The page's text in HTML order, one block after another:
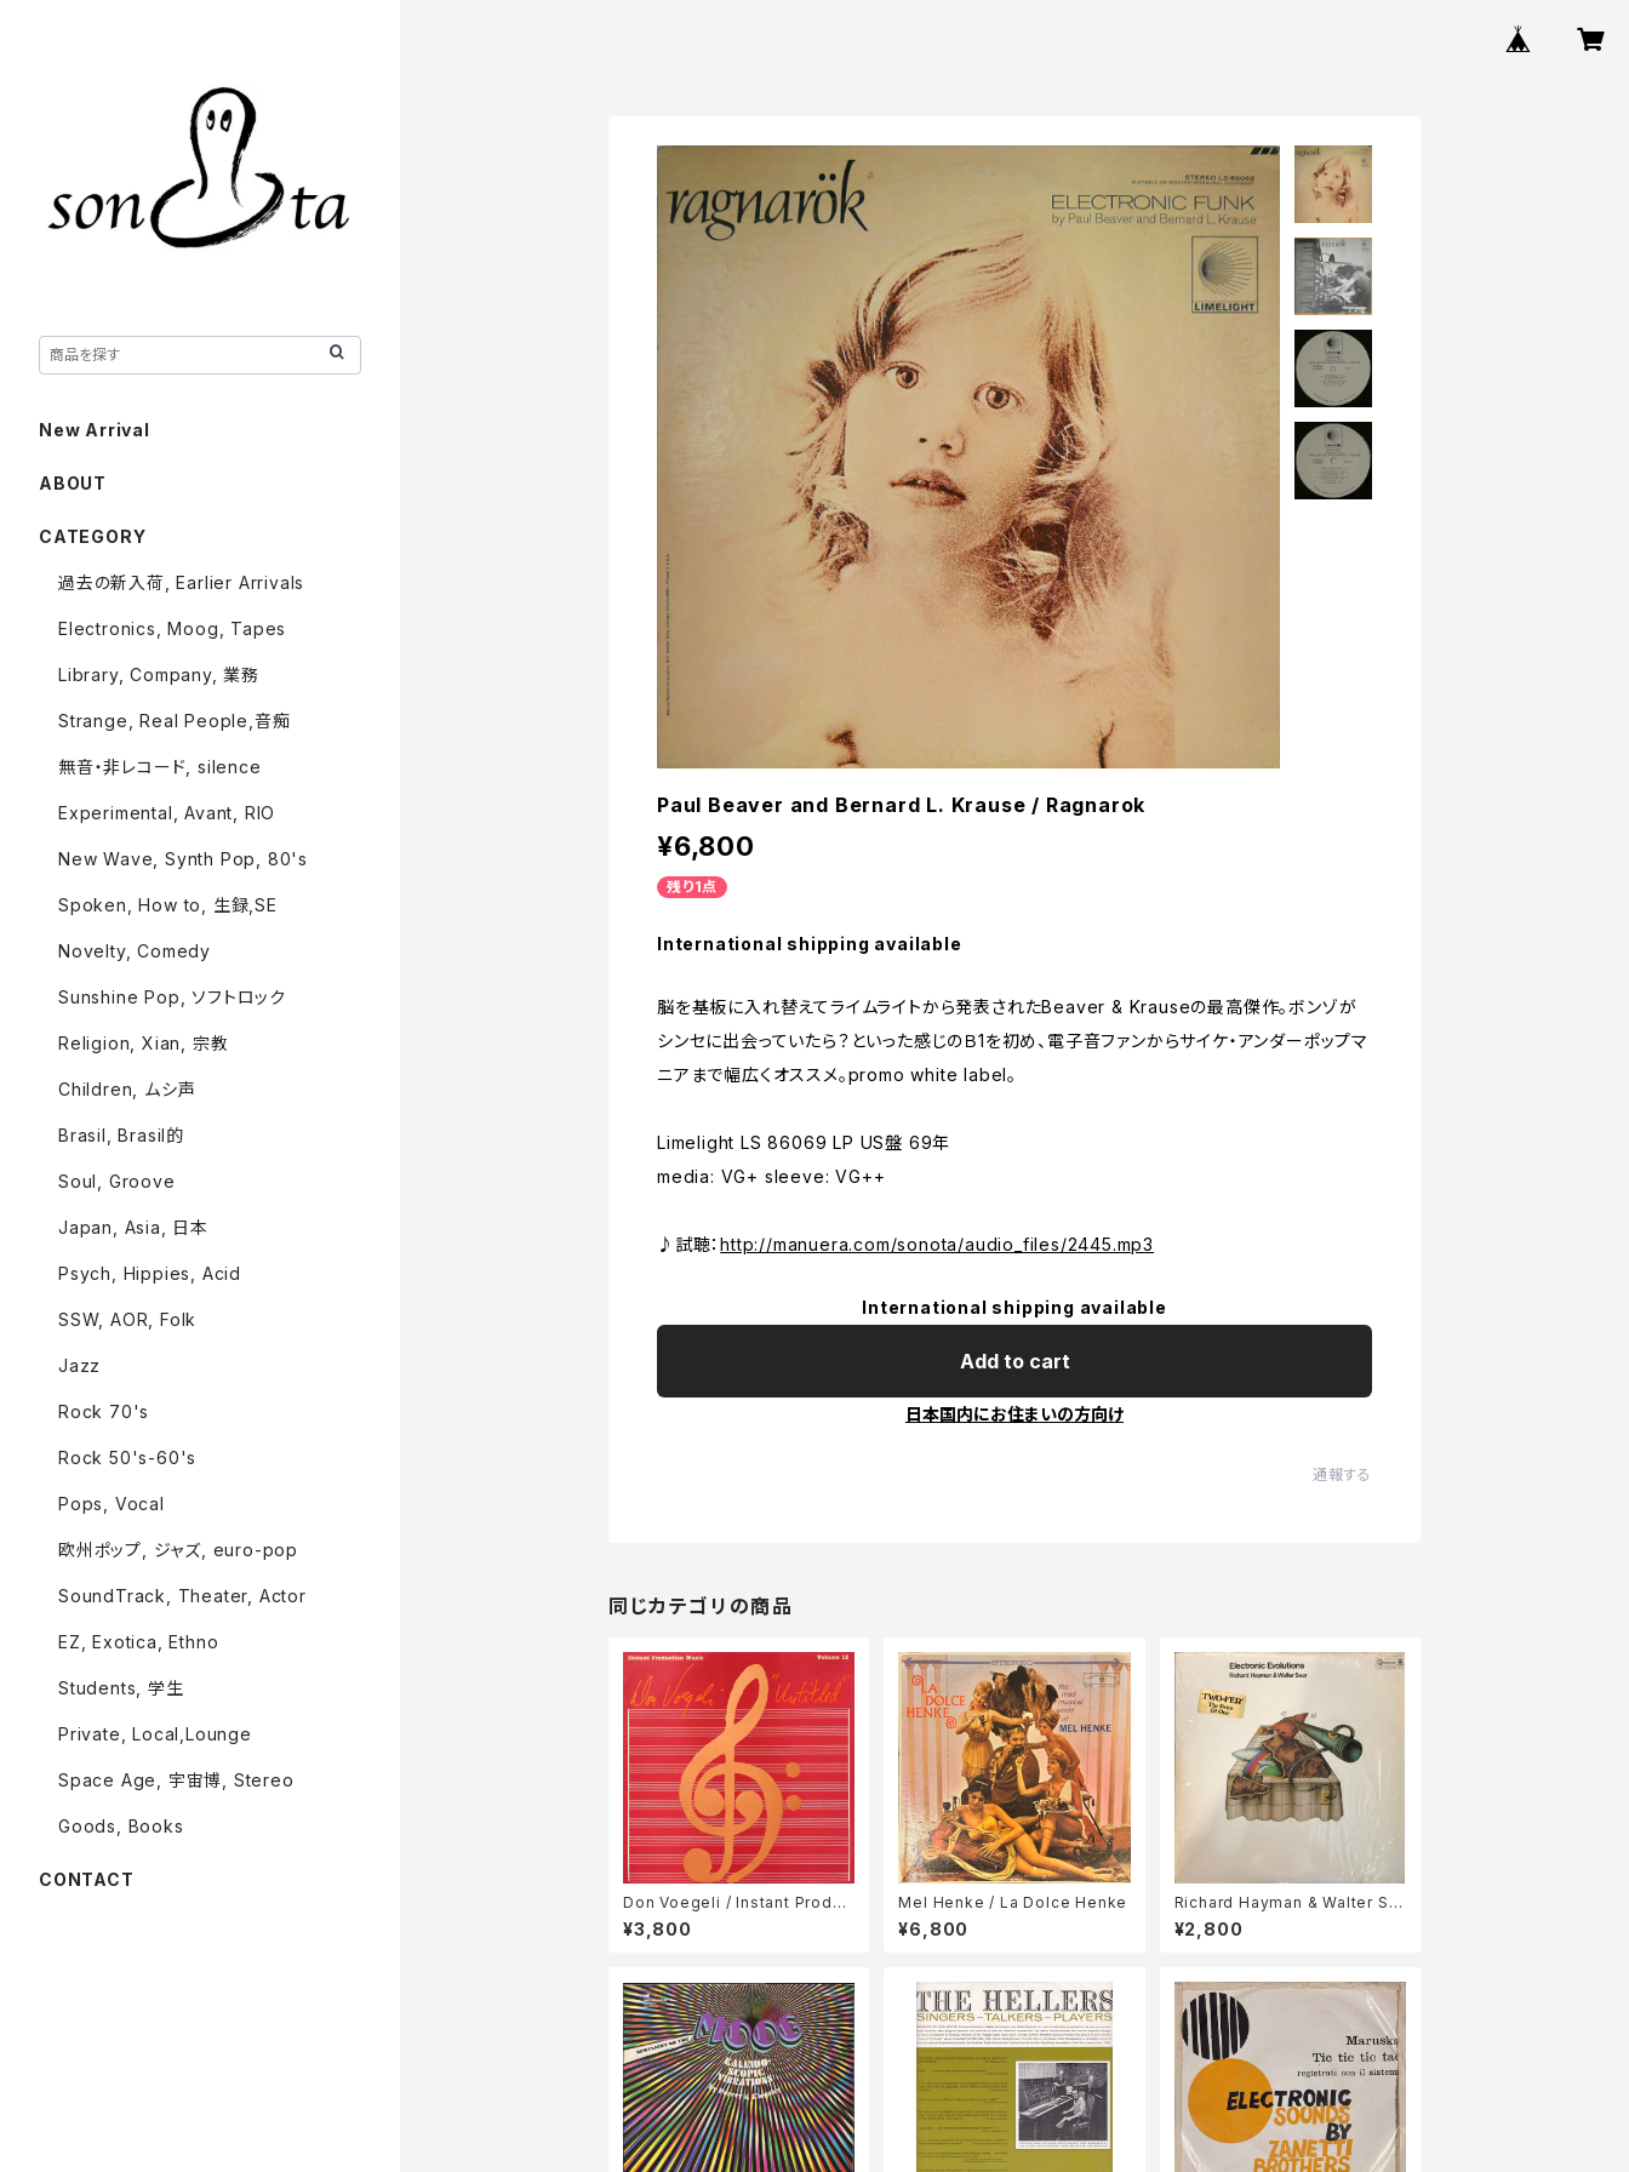
Paul Beaver and Bernard L. Krause / Ragnarok
¥6,800
残り1点
International shipping available
脳を基板に入れ替えてライムライトから発表されたBeaver & Krauseの最高傑作。ボンゾが
シンセに出会っていたら？といった感じのＢ1を初め、電子音ファンからサイケ・アンダーポップマ
ニアまで幅広くオススメ。promo white label。
Limelight LS 86069 LP US盤 69年
media: VG+ sleeve: VG++
♪試聴：http://manuera.com/sonota/audio_files/2445.mp3
International shipping available
Add to cart
日本国内にお住まいの方向け
通報する
同じカテゴリの商品
Don Voegeli / Instant Produc
tion Music "Untitled"
¥3,800
Mel Henke / La Dolce Henke
¥6,800
Richard Hayman & Walter Se
ar / Electronic Evolutions
¥2,800
New Arrival
ABOUT
CATEGORY
過去の新入荷, Earlier Arrivals
Electronics, Moog, Tapes
Library, Company, 業務
Strange, Real People,音痴
無音・非レコード, silence
Experimental, Avant, RIO
New Wave, Synth Pop, 80's
Spoken, How to, 生録,SE
Novelty, Comedy
Sunshine Pop, ソフトロック
Religion, Xian, 宗教
Children, ムシ声
Brasil, Brasil的
Soul, Groove
Japan, Asia, 日本
Psych, Hippies, Acid
SSW, AOR, Folk
Jazz
Rock 70's
Rock 50's-60's
Pops, Vocal
欧州ポップ, ジャズ, euro-pop
SoundTrack, Theater, Actor
EZ, Exotica, Ethno
Students, 学生
Private, Local,Lounge
Space Age, 宇宙博, Stereo
Goods, Books
CONTACT